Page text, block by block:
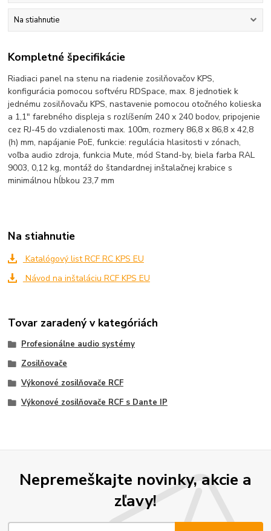
Na stiahnutie
Kompletné špecifikácie
Riadiaci panel na stenu na riadenie zosilňovačov KPS,
konfigurácia pomocou softvéru RDSpace, max. 8 jednotiek k
jednému zosilňovaču KPS, nastavenie pomocou otočného kolieska
a 1,1" farebného displeja s rozlíšením 240 x 240 bodov, pripojenie
cez RJ-45 do vzdialenosti max. 100m, rozmery 86,8 x 86,8 x 42,8
(h) mm, napájanie PoE, funkcie: regulácia hlasitosti v zónach,
voľba audio zdroja, funkcia Mute, mód Stand-by, biela farba RAL
9003, 0,12 kg, montáž do štandardnej inštalačnej krabice s
minimálnou hĺbkou 23,7 mm
Na stiahnutie
Katalógový list RCF RC KPS EU
Návod na inštaláciu RCF KPS EU
Tovar zaradený v kategóriách
Profesionálne audio systémy
Zosilňovače
Výkonové zosilňovače RCF
Výkonové zosilňovače RCF s Dante IP
Nepremeškajte novinky, akcie a
zľavy!